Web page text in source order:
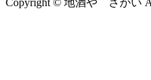
Copyright © 地酒や さかい